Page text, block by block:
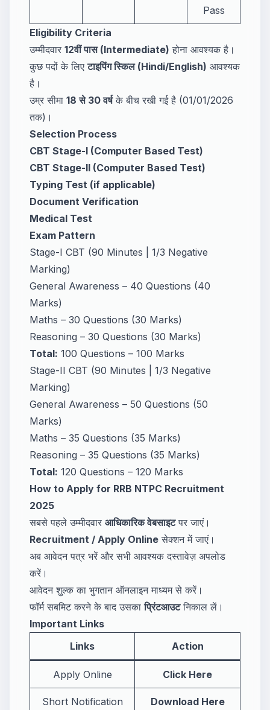
Pass
Eligibility Criteria
उम्मीदवार 12वीं पास (Intermediate) होना आवश्यक है।
कुछ पदों के लिएटाइपिंग स्किल (Hindi/English) आवश्यक
है।
उम्र सीमा 18 से 30 वर्षके बीच रखी गई है (01/01/2026
तक)।
Selection Process
CBT Stage-I (Computer Based Test)
CBT Stage-II (Computer Based Test)
Typing Test (if applicable)
Document Verification
Medical Test
Exam Pattern
Stage-I CBT (90 Minutes | 1/3 Negative
Marking)
General Awareness – 40 Questions (40
Marks)
Maths – 30 Questions (30 Marks)
Reasoning – 30 Questions (30 Marks)
Total: 100 Questions – 100 Marks
Stage-II CBT (90 Minutes | 1/3 Negative
Marking)
General Awareness – 50 Questions (50
Marks)
Maths – 35 Questions (35 Marks)
Reasoning – 35 Questions (35 Marks)
Total: 120 Questions – 120 Marks
How to Apply for RRB NTPC Recruitment
2025
सबसे पहले उम्मीदवार आधिकारिक वेबसाइटपर जाएं।
Recruitment / Apply Online सेक्शन में जाएं।
अब आवेदन पत्र भरें और सभी आवश्यक दस्तावेज़ अपलोड
करें।
आवेदन शुल्क का भुगतान ऑनलाइन माध्यम से करें।
फॉर्म सबमिट करने के बाद उसकाप्रिंटआउटनिकाल लें।
Important Links
Links
Action
Apply Online Click Here
Short Notification Download Here